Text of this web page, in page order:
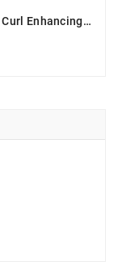
RICH Pure Luxury Argan Curl Enhancing Cream 120 Ml